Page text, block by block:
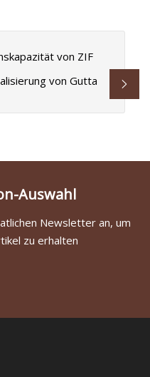
von ZIF
von Gutta
Auswahl
Newsletter an, um
zu erhalten